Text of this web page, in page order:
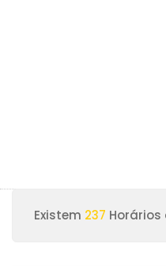
Existem 237